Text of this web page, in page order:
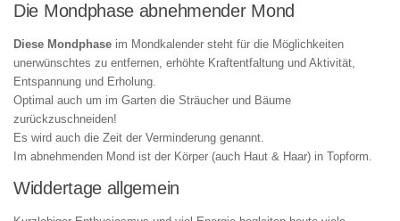
Die Mondphase abnehmender Mond
Diese Mondphase im Mondkalender steht für die Möglichkeiten
unerwünschtes zu entfernen, erhöhte Kraftentfaltung und Aktivität,
Entspannung und Erholung.
Optimal auch um im Garten die Sträucher und Bäume
zurückzuschneiden!
Es wird auch die Zeit der Verminderung genannt.
Im abnehmenden Mond ist der Körper (auch Haut & Haar) in Topform.
Widdertage allgemein